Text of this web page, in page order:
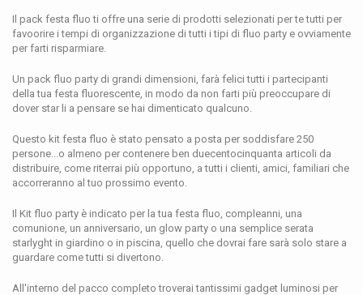
Il pack festa fluo ti offre una serie di prodotti selezionati per te tutti per
favoorire i tempi di organizzazione di tutti i tipi di fluo party e ovviamente
per farti risparmiare.
Un pack fluo party di grandi dimensioni, farà felici tutti i partecipanti
della tua festa fluorescente, in modo da non farti più preoccupare di
dover star li a pensare se hai dimenticato qualcuno.
Questo kit festa fluo è stato pensato a posta per soddisfare 250
persone...o almeno per contenere ben duecentocinquanta articoli da
distribuire, come riterrai più opportuno, a tutti i clienti, amici, familiari che
accorreranno al tuo prossimo evento.
Il Kit fluo party è indicato per la tua festa fluo, compleanni, una
comunione, un anniversario, un glow party o una semplice serata
starlyght in giardino o in piscina, quello che dovrai fare sarà solo stare a
guardare come tutti si divertono.
All'interno del pacco completo troverai tantissimi gadget luminosi per